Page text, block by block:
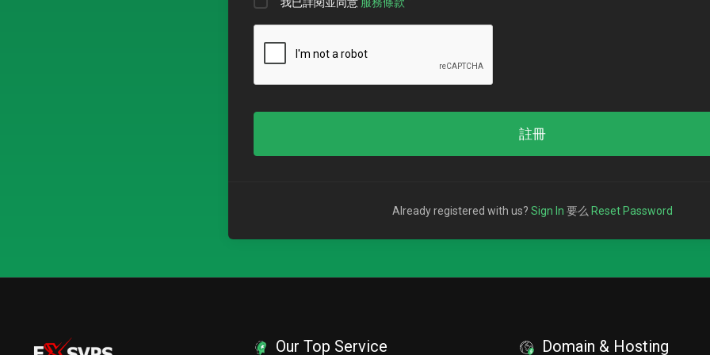
註冊
Already registered with us? Sign In 要么 Reset Password
Our Top Service Domain & Hosting